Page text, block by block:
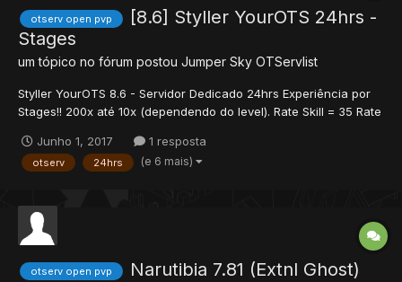
otserv open pvp
[8.6] Styller YourOTS 24hrs -
Stages
um tópico no fórum postou Jumper Sky OTServlist
Styller YourOTS 8.6 - Servidor Dedicado 24hrs Experiência por
Stages!! 200x até 10x (dependendo do level). Rate Skill = 35 Rate
Sistema de VIP!! https://bit.ly/1onemoretimeloja EnjoY!
Junho 1, 2017 1 resposta
otserv 24hrs (e 6 mais)
otserv open pvp Narutibia 7.81 (Extnl Ghost)